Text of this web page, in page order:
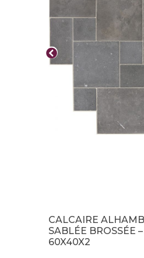
CALCAIRE
SABLÉE BROSSÉE
60X40X2